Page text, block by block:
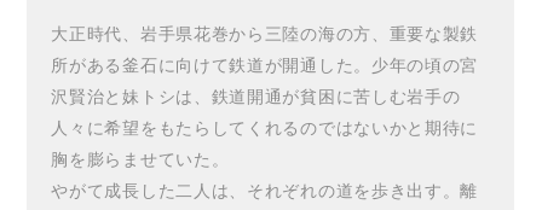
大正時代、岩手県花巻から三陸の海の方、重要な製鉄
所がある釜石に向けて鉄道が開通した。少年の頃の宮
沢賢治と妹トシは、鉄道開通が貧困に苦しむ岩手の
人々に希望をもたらしてくれるのではないかと期待に
胸を膨らませていた。
やがて成長した二人は、それぞれの道を歩き出す。離